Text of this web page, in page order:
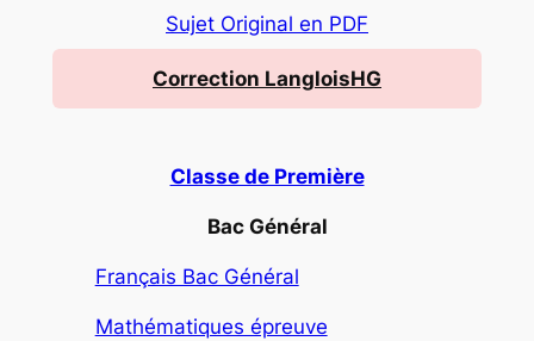
Sujet Original en PDF
Correction LangloisHG
Classe de Première
Bac Général
Français Bac Général
Mathématiques épreuve